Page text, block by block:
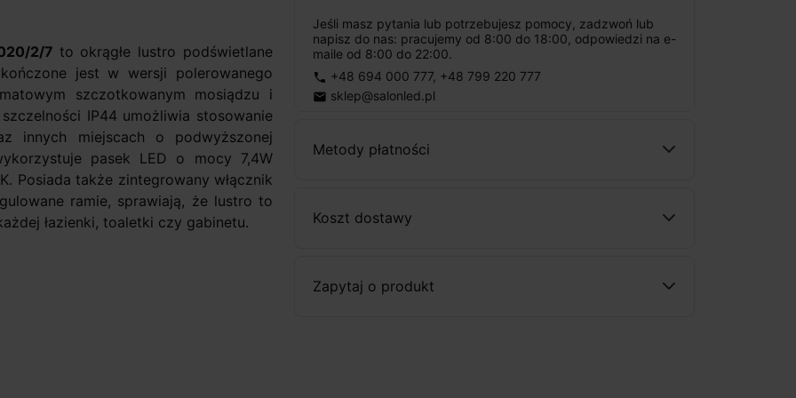
Jeśli masz pytania lub potrzebujesz pomocy, zadzwoń lub
napisz do nas: pracujemy od 8:00 do 18:00, odpowiedzi na e-
maile od 8:00 do 22:00.
phone +48 694 000 777, +48 799 220 777
email sklep@salonled.pl
Metody płatności
Koszt dostawy
Zapytaj o produkt
2/7 to okrągłe lustro podświetlane
jest w wersji polerowanego
szczotkowanym mosiądzu i
IP44 umożliwia stosowanie
miejscach o podwyższonej
pasek LED o mocy 7,4W
Posiada także zintegrowany włącznik
ramie, sprawiają, że lustro to
łazienki, toaletki czy gabinetu.